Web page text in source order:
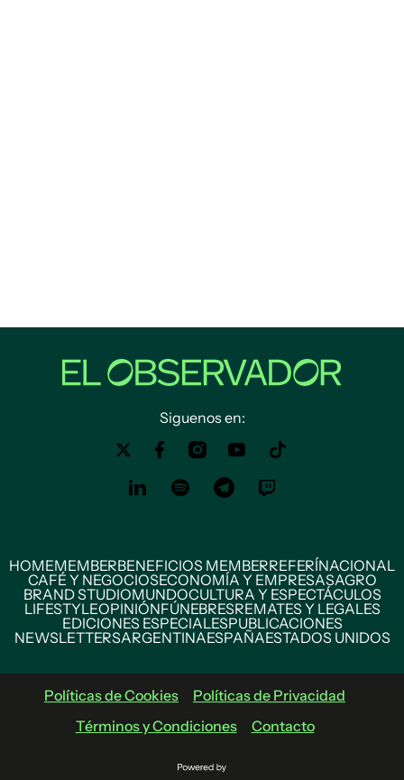
Siguenos en:
HOMEMEMBERBENEFICIOS MEMBERREFERÍNACIONAL
CAFÉ Y NEGOCIOSECONOMÍA Y EMPRESASAGRO
BRAND STUDIOMUNDOCULTURA Y ESPECTÁCULOS
LIFESTYLEOPINIÓNFÚNEBRESREMATES Y LEGALES
EDICIONES ESPECIALESPUBLICACIONES
NEWSLETTERSARGENTINAESPAÑAESTADOS UNIDOS
Políticas de Cookies
Políticas de Privacidad
Términos y Condiciones
Contacto